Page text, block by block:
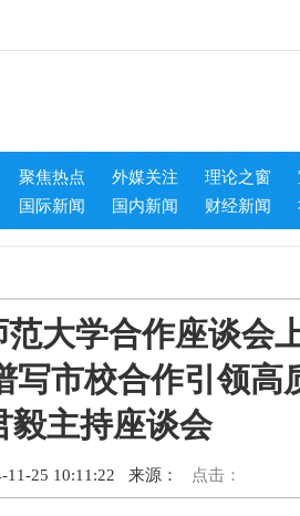
聚焦热点 外媒关注 理论之窗
国际新闻
国内新闻 财经新闻
大学合作座谈会
写市校合作引领高
毅主持座谈会
11-25 10:11:22 来源： 点击：